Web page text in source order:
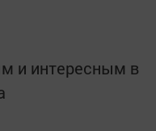
и интересным в